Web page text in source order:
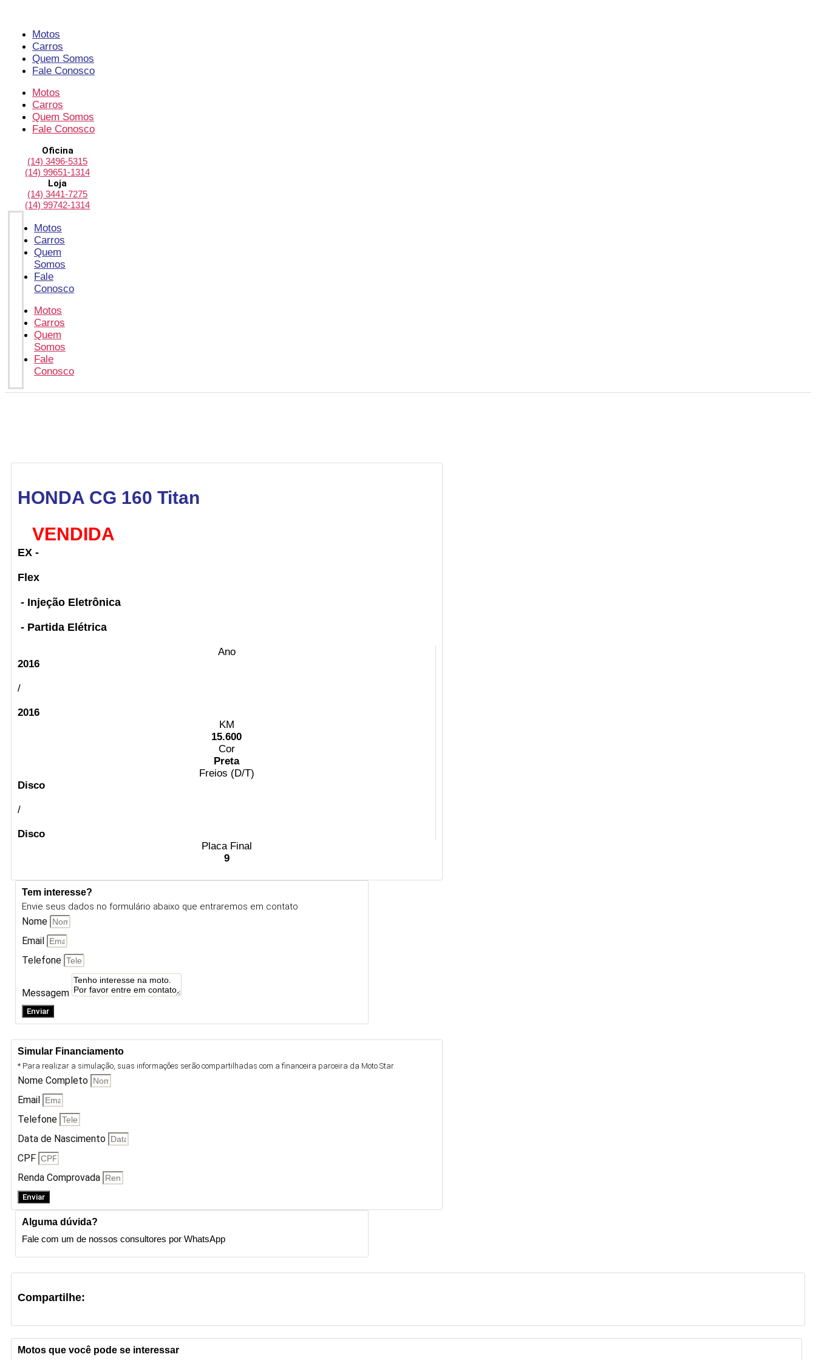
conteúdo
Motos
Carros
Quem Somos
Fale Conosco
Motos
Carros
Quem Somos
Fale Conosco
Oficina
(14) 3496-5315
(14) 99651-1314
Loja
(14) 3441-7275
(14) 99742-1314
Motos
Carros
Quem
Somos
Fale
Conosco
Motos
Carros
Quem
Somos
Fale
Conosco
HONDA CG 160 Titan
VENDIDA
EX -
Flex
- Injeção Eletrônica
- Partida Elétrica
Ano
2016
/
2016
KM
15.600
Cor
Preta
Freios (D/T)
Disco
/
Disco
Placa Final
9
Tem interesse?
Envie seus dados no formulário abaixo que entraremos em contato
Nome
Email
Telefone
Messagem
Enviar
Simular Financiamento
* Para realizar a simulação, suas informações serão compartilhadas com a financeira parceira da Moto Star.
Nome Completo
Email
Telefone
Data de Nascimento
CPF
Renda Comprovada
Enviar
Alguma dúvida?
Fale com um de nossos consultores por WhatsApp
Compartilhe:
Motos que você pode se interessar